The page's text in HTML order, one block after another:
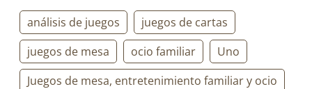
análisis de juegos
juegos de cartas
juegos de mesa
ocio familiar
Uno
Juegos de mesa, entretenimiento familiar y ocio